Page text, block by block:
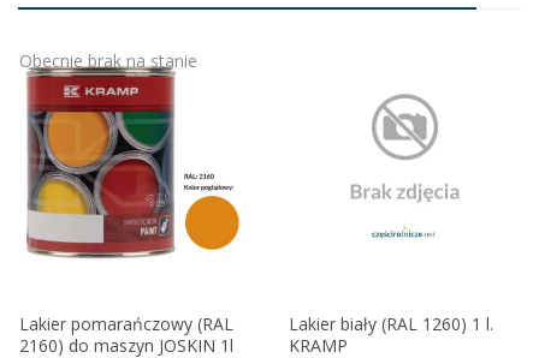
Obecnie brak na stanie
Lakier pomarańczowy (RAL
2160) do maszyn JOSKIN 1l
Lakier biały (RAL 1260) 1 l.
KRAMP